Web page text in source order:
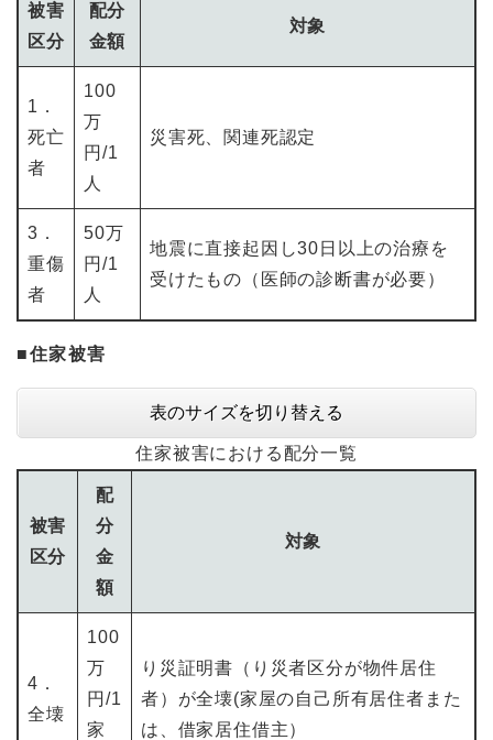
被害
区分
配分
金額
対象
1．
死亡
者
100
万
円/1
人
災害死、関連死認定
3．
重傷
者
50万
円/1
人
地震に直接起因し30日以上の治療を
受けたもの（医師の診断書が必要）
■住家被害
表のサイズを切り替える
住家被害における配分一覧
被害
区分
配
分
金
額
対象
4．
全壊
100
万
円/1
家
り災証明書（り災者区分が物件居住
者）が全壊(家屋の自己所有居住者また
は、借家居住借主）